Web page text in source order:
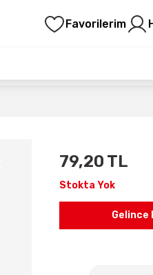
Favorilerim
79,20 TL
Stokta Yok
Gelince